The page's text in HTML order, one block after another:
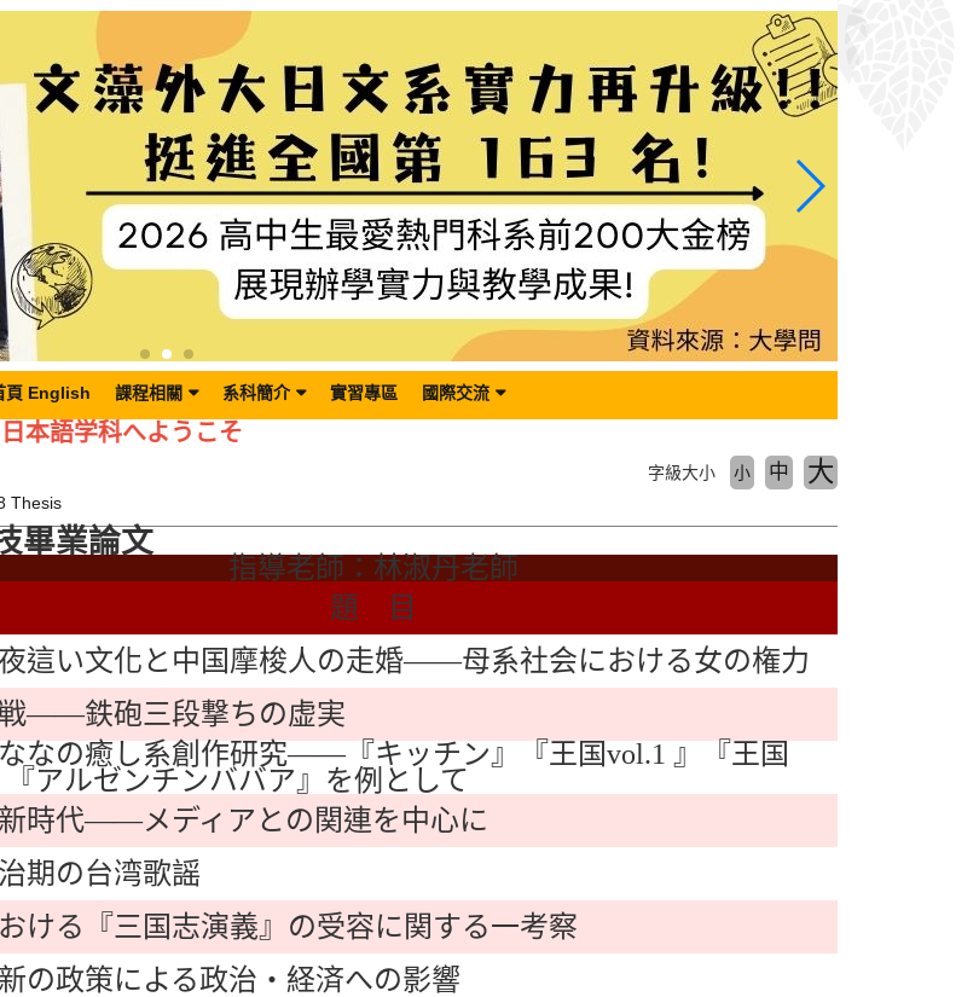
頁 English 課程相關 系科簡介 實習專區 國際交流
科へようこそ
Thesis
字級大小 小 中 大
畢業論文
指導老師：林淑丹老師
題 目
這い文化と中国摩梭人の走婚――母系社会における女の権力
――鉄砲三段撃ちの虚実
なの癒し系創作研究――『キッチン』『王国vol.1 』『王国
『アルゼンチンババア』を例として
時代――メディアとの関連を中心に
期の台湾歌謡
ける『三国志演義』の受容に関する一考察
の政策による政治・経済への影響